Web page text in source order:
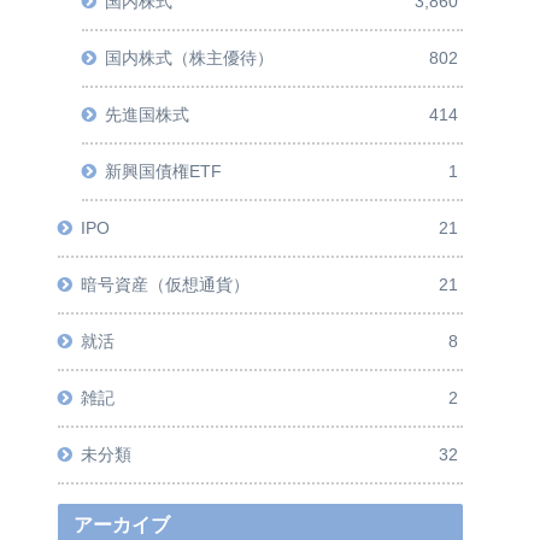
国内株式（株主優待） 802
先進国株式 414
新興国債権ETF 1
IPO 21
暗号資産（仮想通貨） 21
就活 8
雑記 2
未分類 32
アーカイブ